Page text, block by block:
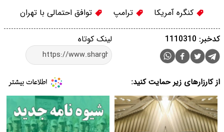
کنگره آمریکا ترامپ توافق احتمالی با تهران
لینک کوتاه کدخبر: 1110310
از کارزارهای زیر حمایت کنید: